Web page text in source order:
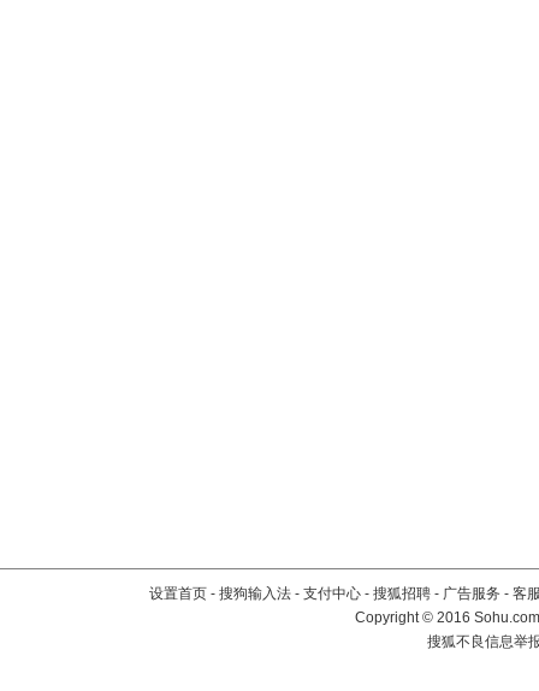
设置首页 - 搜狗输入法 - 支付中心 - 搜狐招聘 - 广告服务 - 客
Copyright©2016
搜狐不良信息举